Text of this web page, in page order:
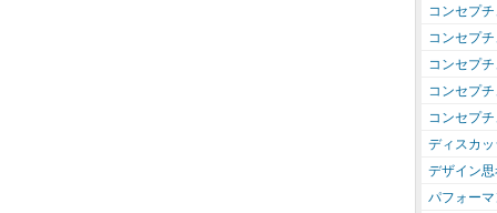
コンセプ
コンセプ
コンセプ
コンセプ
コンセプ
ディスカ
デザイン
パフォー